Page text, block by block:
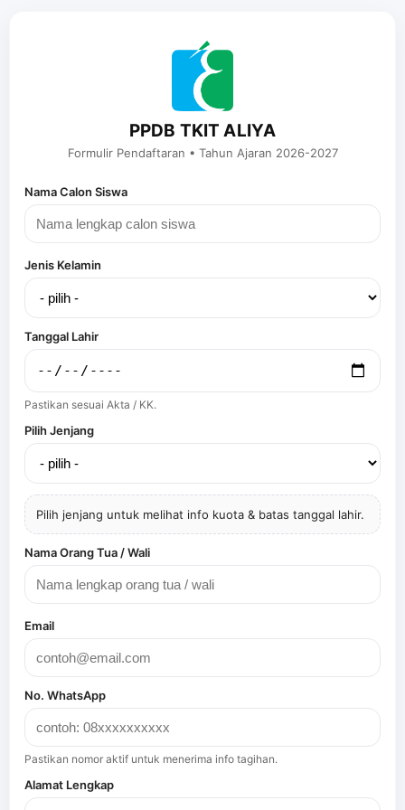
PPDB TKIT ALIYA
Formulir Pendaftaran • Tahun Ajaran 2026-2027
Nama Calon Siswa
Jenis Kelamin
Tanggal Lahir
Pastikan sesuai Akta / KK.
Pilih Jenjang
Pilih jenjang untuk melihat info kuota & batas tanggal lahir.
Nama Orang Tua / Wali
Email
No. WhatsApp
Pastikan nomor aktif untuk menerima info tagihan.
Alamat Lengkap